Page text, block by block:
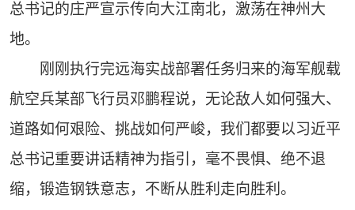
总书记的庄严宣示传向大江南北，激荡在神州大
地。
刚刚执行完远海实战部署任务归来的海军舰载
航空兵某部飞行员邓鹏程说，无论敌人如何强大、
道路如何艰险、挑战如何严峻，我们都要以习近平
总书记重要讲话精神为指引，毫不畏惧、绝不退
缩，锻造钢铁意志，不断从胜利走向胜利。